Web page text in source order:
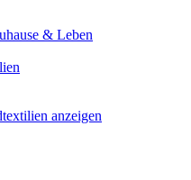
& Leben
anzeigen